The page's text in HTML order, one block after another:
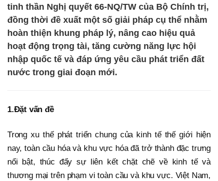
tinh thần Nghị quyết 66-NQ/TW của Bộ Chính trị,
đồng thời đề xuất một số giải pháp cụ thể nhằm
hoàn thiện khung pháp lý, nâng cao hiệu quả
hoạt động trọng tài, tăng cường năng lực hội
nhập quốc tế và đáp ứng yêu cầu phát triển đất
nước trong giai đoạn mới.
1.Đặt vấn đề
Trong xu thế phát triển chung của kinh tế thế giới hiện
nay, toàn cầu hóa và khu vực hóa đã trở thành đặc trưng
nổi bật, thúc đẩy sự liên kết chặt chẽ về kinh tế và
thương mại trên phạm vi toàn cầu và khu vực. Việt Nam,